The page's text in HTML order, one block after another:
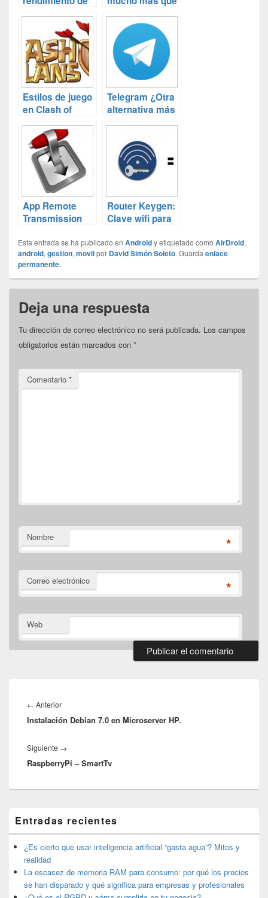
tu Android
una simple App
Estilos de juego
en Clash of
Clans
Telegram ¿Otra
alternativa más
a Whatsapp?
App Remote
Transmission
Router Keygen:
Clave wifi para
quieren
levantarse del
Esta entrada se ha publicado en Androidy etiquetado como AirDroid,
android,gestion,movilpor David Simón Soleto. Guardaenlace
permanente.
Deja una respuesta
Tu dirección de correo electrónico no será publicada. Los campos
obligatorios están marcados con *
Comentario *
Nombre *
Correo electrónico *
Web
de
entradas
← AnteriorEntrada
anterior:
Instalación Debian 7.0 en Microserver HP.
Siguiente →
siguiente:
RaspberryPi – SmartTv
área
de
widget
barra
lateral
primaria
Entradas recientes
¿Es cierto que usar inteligencia artificial “gasta agua”? Mitos y
realidad
La escasez de memoria RAM para consumo: por qué los precios
se han disparado y qué significa para empresas y profesionales